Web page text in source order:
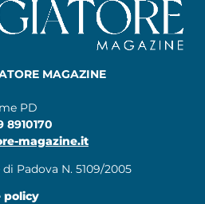
MAGAZINE
PD
8910170
magazine.it
Padova N. 5109/2005
policy